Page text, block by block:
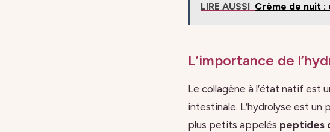
LIRE AUSSI Crème de nuit
L’importance de
Le collagène à l’état natif est
intestinale. L’hydrolyse est
plus petits appelés peptides